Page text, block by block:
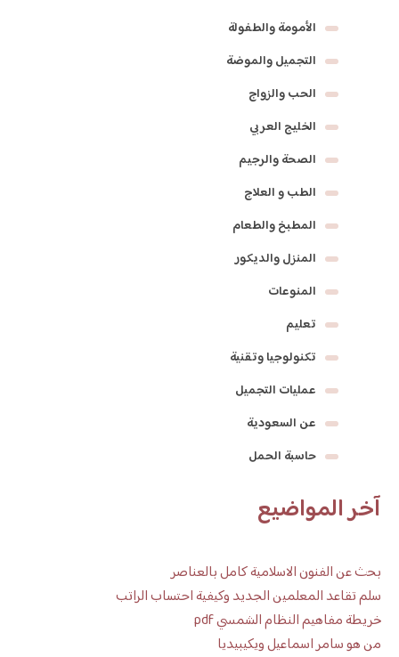
الأمومة والطفولة
التجميل والموضة
الحب والزواج
الخليج العربي
الصحة والرجيم
الطب و العلاج
المطبخ والطعام
المنزل والديكور
المنوعات
تعليم
تكنولوجيا وتقنية
عمليات التجميل
عن السعودية
حاسبة الحمل
آخر المواضيع
بحث عن الفنون الاسلامية كامل بالعناصر
سلم تقاعد المعلمين الجديد وكيفية احتساب الراتب
خريطة مفاهيم النظام الشمسي pdf
من هو سامر اسماعيل ويكيبيديا